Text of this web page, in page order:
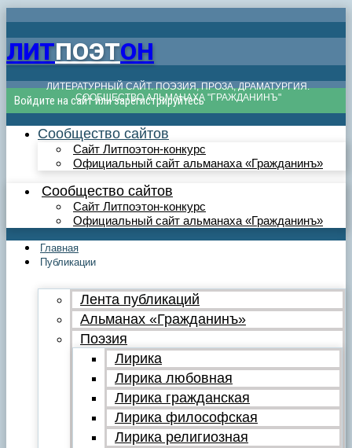
ЛИТПОЭТОН
ЛИТЕРАТУРНЫЙ САЙТ. ПОЭЗИЯ, ПРОЗА, ДРАМАТУРГИЯ.
СООБЩЕСТВО АЛЬМАНАХА "ГРАЖДАНИНЪ"
Войдите на сайт или зарегистрируйтесь
Сообщество сайтов
Сайт Литпоэтон-конкурс
Официальный сайт альманаха «Гражданинъ»
Сообщество сайтов
Сайт Литпоэтон-конкурс
Официальный сайт альманаха «Гражданинъ»
Главная
Публикации
Лента публикаций
Альманах «Гражданинъ»
Поэзия
Лирика
Лирика любовная
Лирика гражданская
Лирика философская
Лирика религиозная